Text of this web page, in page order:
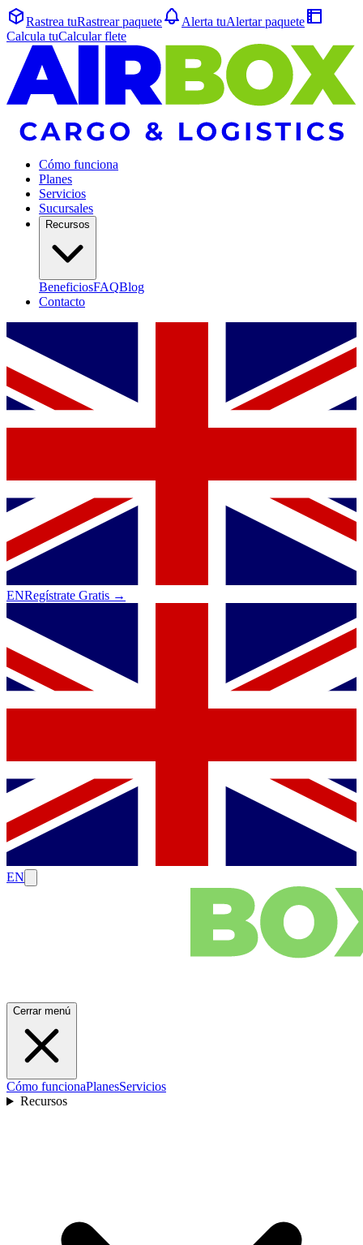
Rastrea tuRastrearpaquete Alerta tuAlertarpaquete
Calcula tuCalcularflete
Cómo funciona
Planes
Servicios
Sucursales
Recursos
BeneficiosFAQBlog
Contacto
ENRegístrate Gratis →
EN
Cerrar menú
Cómo funcionaPlanesServicios
Recursos